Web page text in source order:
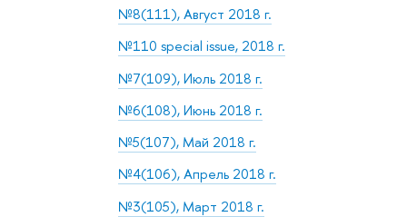
№8(111), Август 2018 г.
№110 special issue, 2018 г.
№7(109), Июль 2018 г.
№6(108), Июнь 2018 г.
№5(107), Май 2018 г.
№4(106), Апрель 2018 г.
№3(105), Март 2018 г.